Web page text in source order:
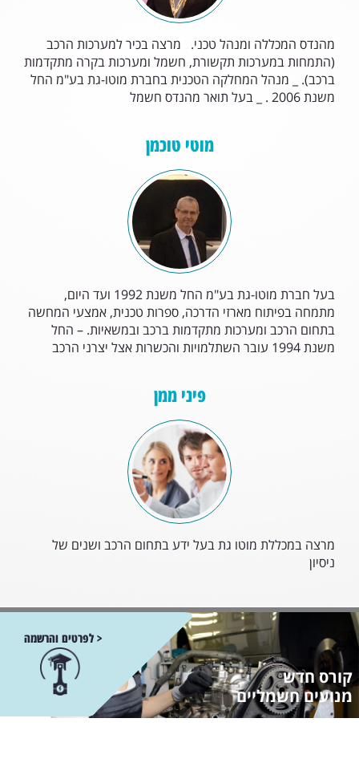
מהנדס המכללה ומנהל טכני. מרצה בכיר למערכות הרכב
(התמחות במערכות תקשורת, חשמל ומערכות בקרה מתקדמות
ברכב). _ מנהל המחלקה הטכנית בחברת מוטו-גת בע"מ החל
משנת 2006 . _ בעל תואר מהנדס חשמל
מוטי טוכמן
בעל חברת מוטו-גת בע"מ החל משנת 1992 ועד היום,
מתמחה בפיתוח מארזי הדרכה, ספרות טכנית, אמצעי המחשה
בתחום הרכב ומערכות מתקדמות ברכב ובמשאיות. – החל
משנת 1994 עובר השתלמויות והכשרות אצל יצרני הרכב
פיני ממן
מרצה במכללת מוטו גת בעל ידע בתחום הרכב ושנים של
ניסיון
< לפרטים והרשמה
קורס חדש
מנועים חשמליים